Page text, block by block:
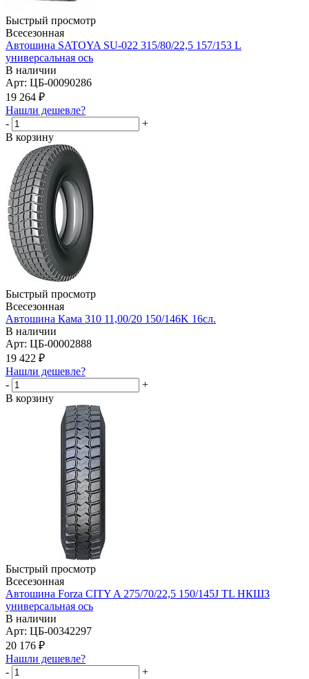
Быстрый просмотр
Всесезонная
Автошина SATOYA SU-022 315/80/22,5 157/153 L
универсальная ось
В наличии
Арт: ЦБ-00090286
19 264 ₽
Нашли дешевле?
-
+
В корзину
Быстрый просмотр
Всесезонная
Автошина Кама 310 11,00/20 150/146K 16сл.
В наличии
Арт: ЦБ-00002888
19 422 ₽
Нашли дешевле?
-
+
В корзину
Быстрый просмотр
Всесезонная
Автошина Forza CITY A 275/70/22,5 150/145J TL НКШЗ
универсальная ось
В наличии
Арт: ЦБ-00342297
20 176 ₽
Нашли дешевле?
-
+